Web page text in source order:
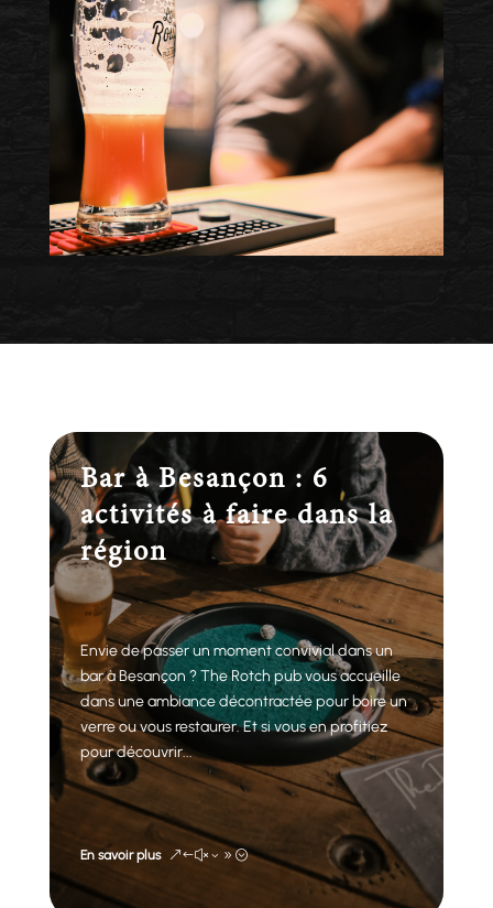
Bar à Besançon : 6
activités à faire dans la
région
Envie de passer un moment convivial dans un
bar à Besançon ? The Rotch pub vous accueille
dans une ambiance décontractée pour boire un
verre ou vous restaurer. Et si vous en profitiez
pour découvrir...
En savoir plus